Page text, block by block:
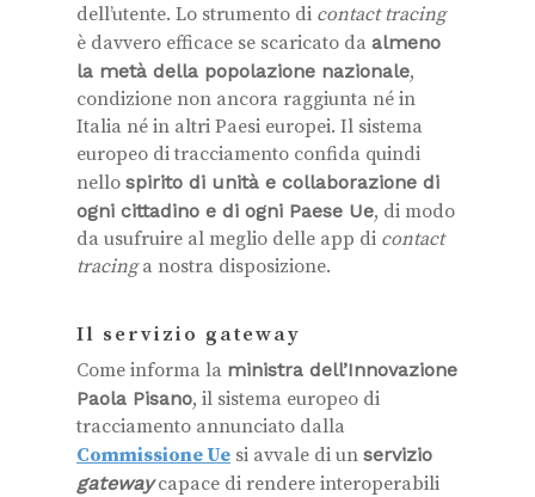
dell’utente. Lo strumento di contact tracing
è davvero efficace se scaricato da almeno
la metà della popolazione nazionale,
condizione non ancora raggiunta né in
Italia né in altri Paesi europei. Il sistema
europeo di tracciamento confida quindi
nello spirito di unità e collaborazione di
ogni cittadino e di ogni Paese Ue, di modo
da usufruire al meglio delle app di contact
tracinga nostra disposizione.
Il servizio gateway
Come informa la ministra dell’Innovazione
Paola Pisano, il sistema europeo di
tracciamento annunciato dalla
Commissione Ue si avvale di un servizio
gatewaycapace di rendere interoperabili